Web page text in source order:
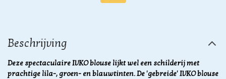
Beschrijving
Deze spectaculaire IVKO blouse lijkt wel een schilderij met
prachtige lila-, groen- en blauwtinten. De 'gebreide' IVKO blouse